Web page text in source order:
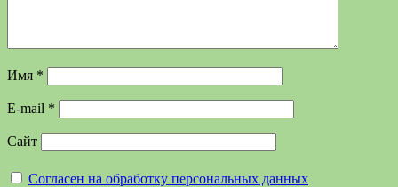
Имя *
E-mail *
Сайт
Согласен на обработку персональных данных